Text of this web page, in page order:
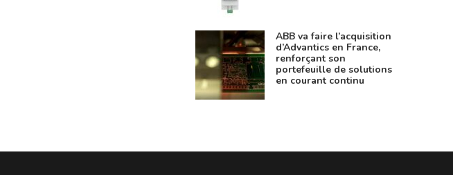
ABB va faire l’acquisition
d’Advantics en France,
renforçant son
portefeuille de solutions
en courant continu